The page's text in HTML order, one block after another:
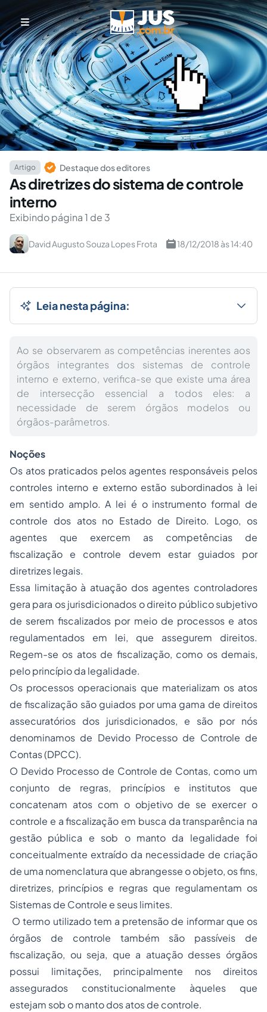
Artigo Destaque dos editores
As diretrizes do sistema de controle
interno
Exibindo página 1 de 3
David Augusto Souza Lopes Frota 18/12/2018 às 14:40
Leia nesta página:
Ao se observarem as competências inerentes aos
órgãos integrantes dos sistemas de controle
interno e externo, verifica-se que existe uma área
de intersecção essencial a todos eles: a
necessidade de serem órgãos modelos ou
órgãos-parâmetros.
Noções
Os atos praticados pelos agentes responsáveis pelos
controles interno e externo estão subordinados à lei
em sentido amplo. A lei é o instrumento formal de
controle dos atos no Estado de Direito. Logo, os
agentes que exercem as competências de
fiscalização e controle devem estar guiados por
diretrizes legais.
Essa limitação à atuação dos agentes controladores
gera para os jurisdicionados o direito público subjetivo
de serem fiscalizados por meio de processos e atos
regulamentados em lei, que assegurem direitos.
Regem-se os atos de fiscalização, como os demais,
pelo princípio da legalidade.
Os processos operacionais que materializam os atos
de fiscalização são guiados por uma gama de direitos
assecuratórios dos jurisdicionados, e são por nós
denominamos de Devido Processo de Controle de
Contas (DPCC).
O Devido Processo de Controle de Contas, como um
conjunto de regras, princípios e institutos que
concatenam atos com o objetivo de se exercer o
controle e a fiscalização em busca da transparência na
gestão pública e sob o manto da legalidade foi
conceitualmente extraído da necessidade de criação
de uma nomenclatura que abrangesse o objeto, os fins,
diretrizes, princípios e regras que regulamentam os
Sistemas de Controle e seus limites.
O termo utilizado tem a pretensão de informar que os
órgãos de controle também são passíveis de
fiscalização, ou seja, que a atuação desses órgãos
possui limitações, principalmente nos direitos
assegurados constitucionalmente àqueles que
estejam sob o manto dos atos de controle.